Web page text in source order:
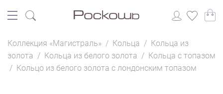
Коллекция «Магистраль» / Кольца / Кольца из
золота / Кольца из белого золота / Кольца с топазом
/ Кольцо из белого золота с лондонским топазом